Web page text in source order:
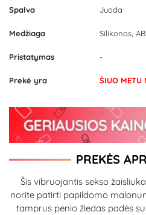
Spalva Juoda
Medžiaga Silikonas,
Pristatymas -
Prekė yra ŠIUO METU
PREKĖS
Šis vibruojantis sekso
norite patirti papildomo
tamprus penio žiedas padės